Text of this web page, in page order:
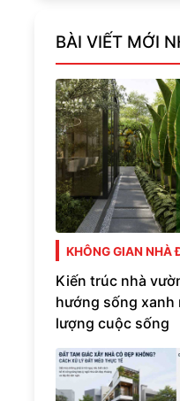
BÀI VIẾT MỚI
KHÔNG GIAN NHÀ
Kiến trúc nhà
hướng sống xanh
lượng cuộc sống